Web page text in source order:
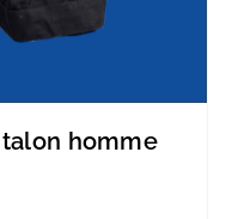
homme